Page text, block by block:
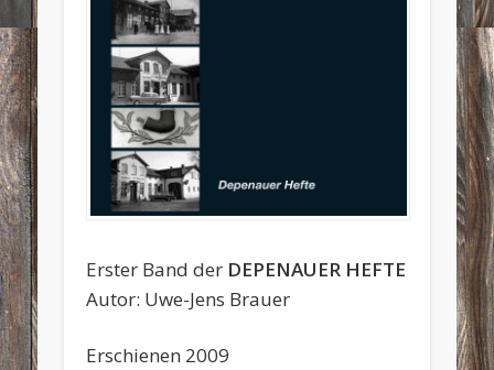
Erster Band der DEPENAUER HEFTE
Autor: Uwe-Jens Brauer
Erschienen 2009